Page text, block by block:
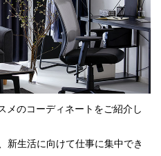
メのコーディネートをご紹介し
新生活に向けて仕事に集中でき